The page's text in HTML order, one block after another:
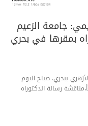
جامعة الزعيم
بمقرها في بحري
ببحري، صباح اليوم
2026م في تمام الساعة 8:30 صباحاً،مناقشة رسالة الدكتوراه